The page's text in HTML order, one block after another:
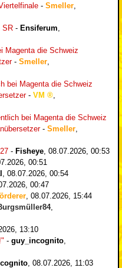
- Smeller
SR - Ensiferum
Magenta die Schweiz
- Smeller
bei Magenta die Schweiz
- VM
bei Magenta die Schweiz
- Smeller
- Fisheye 08.07.2026, 00:53
00:51
08.07.2026, 00:54
00:47
08.07.2026, 15:44
,
13:10
- guy_incognito
08.07.2026, 11:03